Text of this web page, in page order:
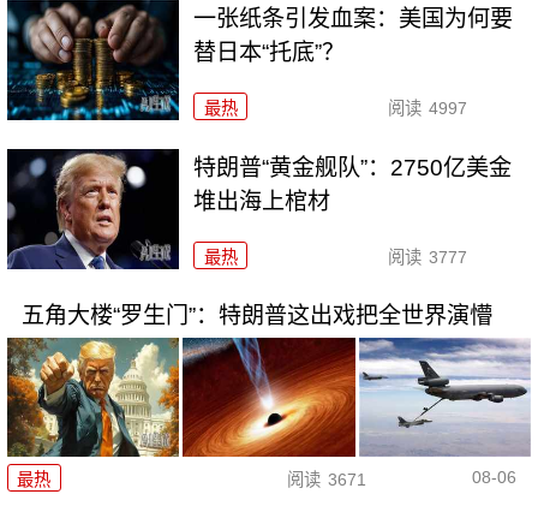
一张纸条引发血案：美国为何要
替日本“托底”？
最热 阅读 4997
特朗普“黄金舰队”：2750亿美金
堆出海上棺材
最热 阅读 3777
五角大楼“罗生门”：特朗普这出戏把全世界演懵
最热 阅读 3671 08-06